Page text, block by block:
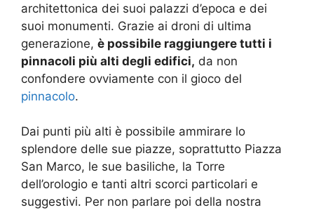
architettonica dei suoi palazzi d’epoca e dei
suoi monumenti. Grazie ai droni di ultima
generazione, è possibile raggiungere tutti i
pinnacoli più alti degli edifici, da non
confondere ovviamente con il gioco del
pinnacolo.
Dai punti più alti è possibile ammirare lo
splendore delle sue piazze, soprattutto Piazza
San Marco, le sue basiliche, la Torre
dell’orologio e tanti altri scorci particolari e
suggestivi. Per non parlare poi della nostra